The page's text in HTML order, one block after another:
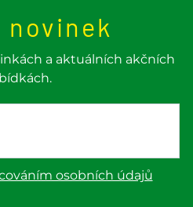
novinek
a aktuálních akčních
osobních údajů